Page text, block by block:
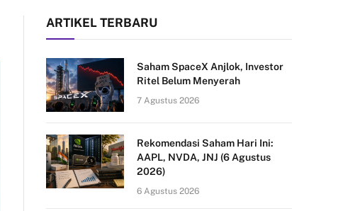
ARTIKEL TERBARU
Saham SpaceX Anjlok, Investor
Ritel Belum Menyerah
7 Agustus 2026
Rekomendasi Saham Hari Ini:
AAPL, NVDA, JNJ (6 Agustus
2026)
6 Agustus 2026